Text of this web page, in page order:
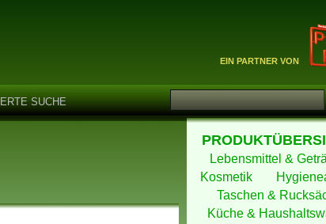
EIN PARTNER VON
SUCHE
Lebensmittel &
Kosmetik
Taschen &
Küche &